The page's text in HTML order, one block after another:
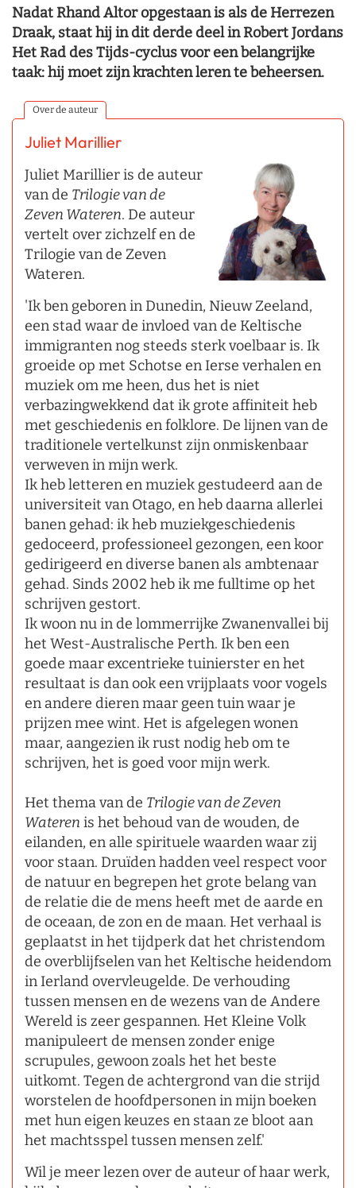
Nadat Rhand Altor opgestaan is als de Herrezen
Draak, staat hij in dit derde deel in Robert Jordans
Het Rad des Tijds-cyclus voor een belangrijke
taak: hij moet zijn krachten leren te beheersen.
Over de auteur
Juliet Marillier
Juliet Marillier is de auteur
van de Trilogie van de
Zeven Wateren. De auteur
vertelt over zichzelf en de
Trilogie van de Zeven
Wateren.
'Ik ben geboren in Dunedin, Nieuw Zeeland,
een stad waar de invloed van de Keltische
immigranten nog steeds sterk voelbaar is. Ik
groeide op met Schotse en Ierse verhalen en
muziek om me heen, dus het is niet
verbazingwekkend dat ik grote affiniteit heb
met geschiedenis en folklore. De lijnen van de
traditionele vertelkunst zijn onmiskenbaar
verweven in mijn werk.
Ik heb letteren en muziek gestudeerd aan de
universiteit van Otago, en heb daarna allerlei
banen gehad: ik heb muziekgeschiedenis
gedoceerd, professioneel gezongen, een koor
gedirigeerd en diverse banen als ambtenaar
gehad. Sinds 2002 heb ik me fulltime op het
schrijven gestort.
Ik woon nu in de lommerrijke Zwanenvallei bij
het West-Australische Perth. Ik ben een
goede maar excentrieke tuinierster en het
resultaat is dan ook een vrijplaats voor vogels
en andere dieren maar geen tuin waar je
prijzen mee wint. Het is afgelegen wonen
maar, aangezien ik rust nodig heb om te
schrijven, het is goed voor mijn werk.
Het thema van de Trilogie van de Zeven
Wateren is het behoud van de wouden, de
eilanden, en alle spirituele waarden waar zij
voor staan. Druïden hadden veel respect voor
de natuur en begrepen het grote belang van
de relatie die de mens heeft met de aarde en
de oceaan, de zon en de maan. Het verhaal is
geplaatst in het tijdperk dat het christendom
de overblijfselen van het Keltische heidendom
in Ierland overvleugelde. De verhouding
tussen mensen en de wezens van de Andere
Wereld is zeer gespannen. Het Kleine Volk
manipuleert de mensen zonder enige
scrupules, gewoon zoals het het beste
uitkomt. Tegen de achtergrond van die strijd
worstelen de hoofdpersonen in mijn boeken
met hun eigen keuzes en staan ze bloot aan
het machtsspel tussen mensen zelf.'
Wil je meer lezen over de auteur of haar werk,